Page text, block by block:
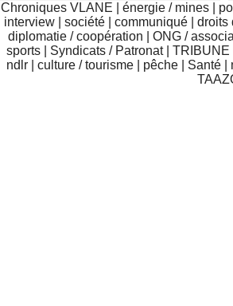
Chroniques VLANE énergie / mines
interview
société communiqué droits
diplomatie / coopération
ONG /
sports
Syndicats / Patronat TRIBUNE
ndlr
culture / tourisme pêche Santé